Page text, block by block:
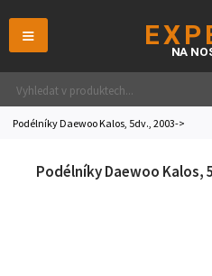
≡
Podélníky Daewoo Kalos, 5dv., 2003->
Podélníky Daewoo Kalos,